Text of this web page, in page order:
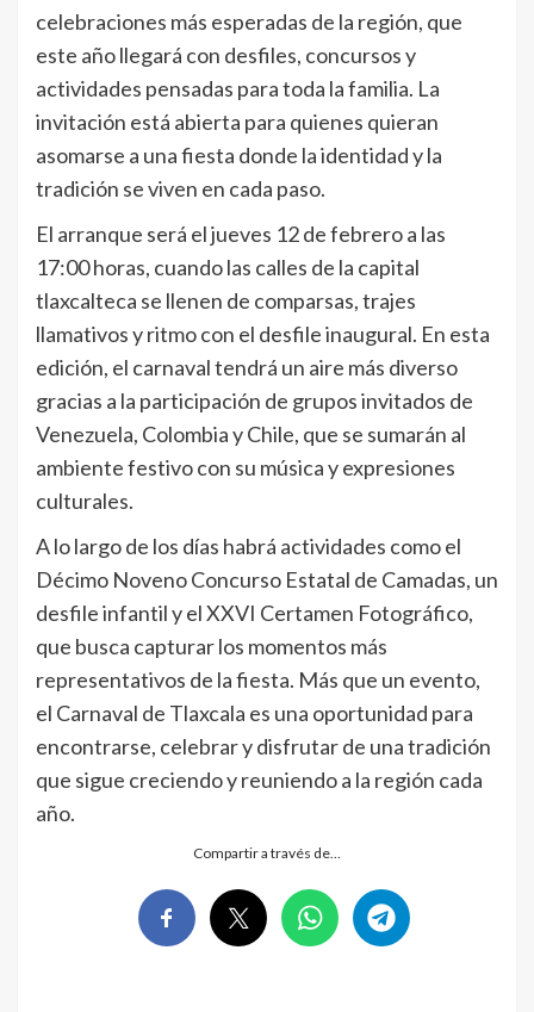
celebraciones más esperadas de la región, que
este año llegará con desfiles, concursos y
actividades pensadas para toda la familia. La
invitación está abierta para quienes quieran
asomarse a una fiesta donde la identidad y la
tradición se viven en cada paso.
El arranque será el jueves 12 de febrero a las
17:00 horas, cuando las calles de la capital
tlaxcalteca se llenen de comparsas, trajes
llamativos y ritmo con el desfile inaugural. En esta
edición, el carnaval tendrá un aire más diverso
gracias a la participación de grupos invitados de
Venezuela, Colombia y Chile, que se sumarán al
ambiente festivo con su música y expresiones
culturales.
A lo largo de los días habrá actividades como el
Décimo Noveno Concurso Estatal de Camadas, un
desfile infantil y el XXVI Certamen Fotográfico,
que busca capturar los momentos más
representativos de la fiesta. Más que un evento,
el Carnaval de Tlaxcala es una oportunidad para
encontrarse, celebrar y disfrutar de una tradición
que sigue creciendo y reuniendo a la región cada
año.
Compartir a través de…